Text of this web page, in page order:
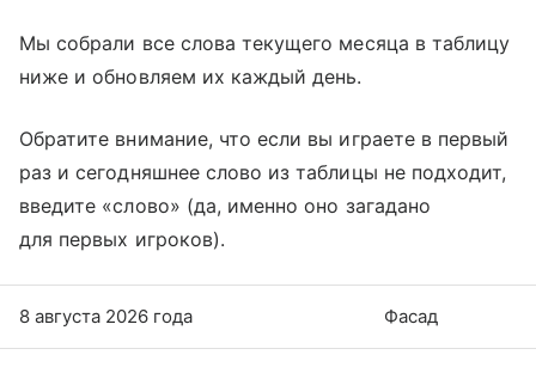
Мы собрали все слова текущего месяца в таблицу
ниже и обновляем их каждый день.
Обратите внимание, что если вы играете в первый
раз и сегодняшнее слово из таблицы не подходит,
введите «слово» (да, именно оно загадано
для первых игроков).
8 августа 2026 года Фасад